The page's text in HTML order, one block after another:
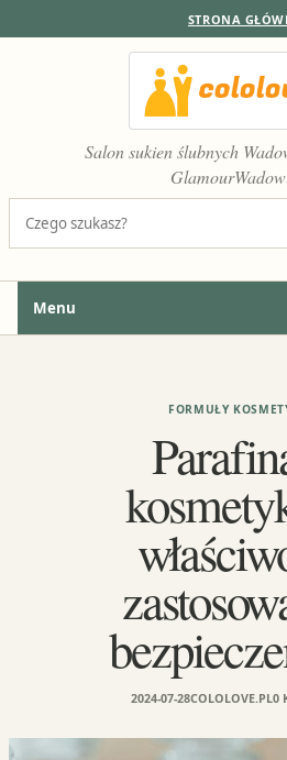
STRONA
Salon sukien ślubnych
Menu
FORMUŁY
2024-07-28COLOLOVE.PL0